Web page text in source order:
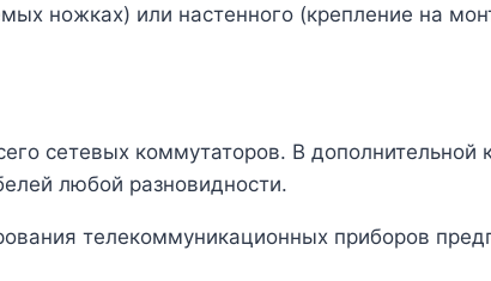
ножках) или настенного (крепление на
сетевых коммутаторов. В дополнительной
любой разновидности.
телекоммуникационных приборов